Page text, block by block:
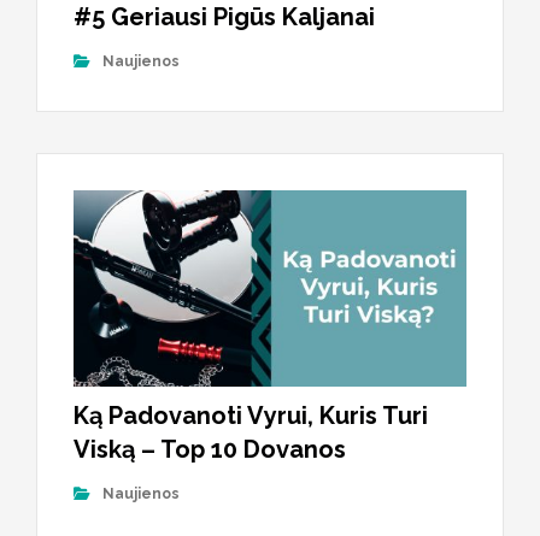
#5 Geriausi Pigūs Kaljanai
Naujienos
Ką Padovanoti Vyrui, Kuris Turi
Viską – Top 10 Dovanos
Naujienos